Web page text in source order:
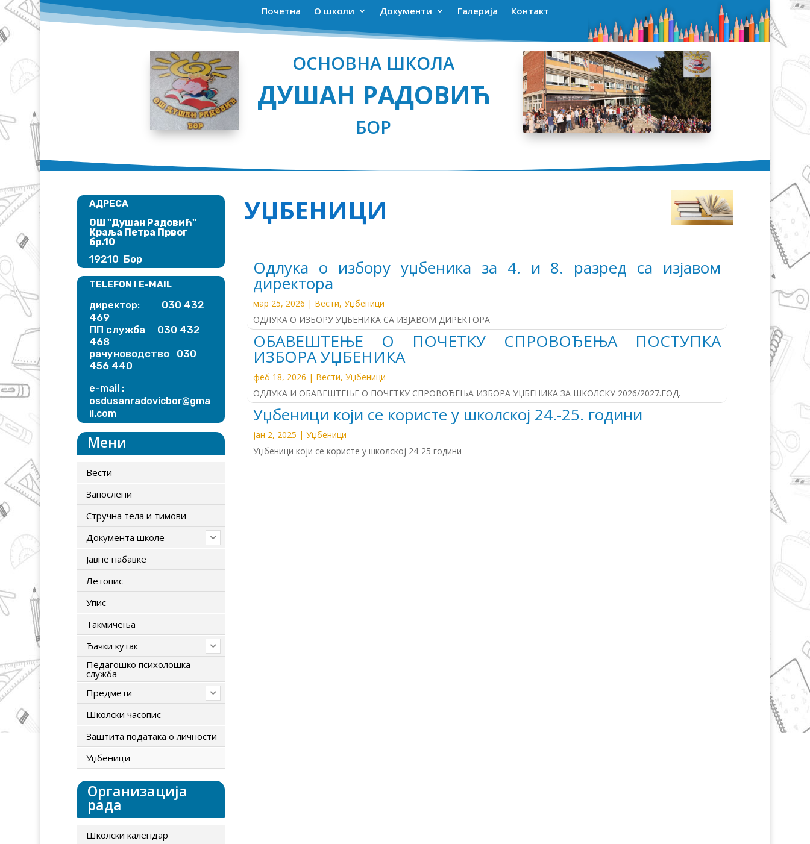
Почетна О школи Документи Галерија Контакт
ОСНОВНА ШКОЛА
ДУШАН РАДОВИЋ
БОР
АДРЕСА
ОШ "Душан Радовић"​
Краља Петра Првог
бр.10
19210 Бор
TELEFON I E-MAIL
директор: 030 432
469
ПП служба 030 432
468
рачуноводство 030
456 440
e-mail :
osdusanradovicbor@gma
il.com
Мени
Вести
Запослени
Стручна тела и тимови
Документа школе
Јавне набавке
Летопис
Упис
Tакмичења
Ђачки кутак
Педагошко психолошка
служба
Предмети
Школски часопис
Заштита података о личности
Уџбеници
Организација
рада
Школски календар
УЏБЕНИЦИ
Одлука о избору уџбеника за 4. и 8. разред са изјавом
директора
мар 25, 2026 | Вести, Уџбеници
ОДЛУКА О ИЗБОРУ УЏБЕНИКА СА ИЗЈАВОМ ДИРЕКТОРА
ОБАВЕШТЕЊЕ О ПОЧЕТКУ СПРОВОЂЕЊА ПОСТУПКА
ИЗБОРА УЏБЕНИКА
феб 18, 2026 | Вести, Уџбеници
ОДЛУКА И ОБАВЕШТЕЊЕ О ПОЧЕТКУ СПРОВОЂЕЊА ИЗБОРА УЏБЕНИКА ЗА ШКОЛСКУ 2026/2027.ГОД.
Уџбеници који се користе у школској 24.-25. години
јан 2, 2025 | Уџбеници
Уџбеници који се користе у школској 24-25 години